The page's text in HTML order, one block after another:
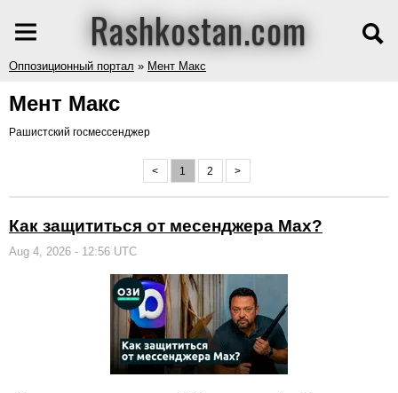
Rashkostan.com
Оппозиционный портал » Мент Макс
Мент Макс
Рашистский госмессенджер
< 1 2 >
Как защититься от месенджера Max?
Aug 4, 2026 - 12:56 UTC